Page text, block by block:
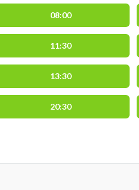
08:00
11:30
13:30
20:30